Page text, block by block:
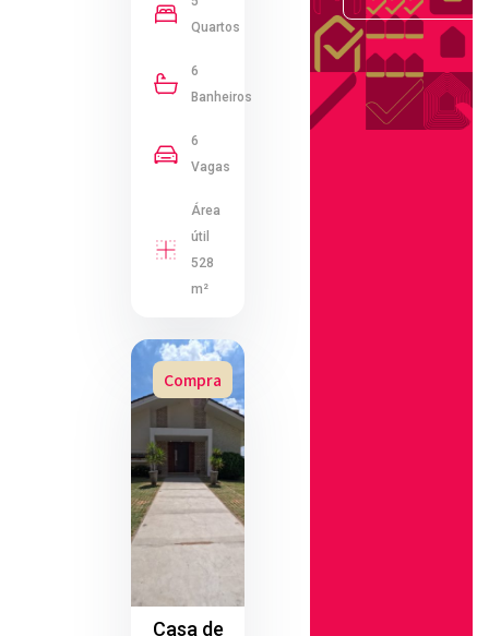
Quartos
6
Banheiros
6
Vagas
Área
útil
528
m²
Compra
Casa de